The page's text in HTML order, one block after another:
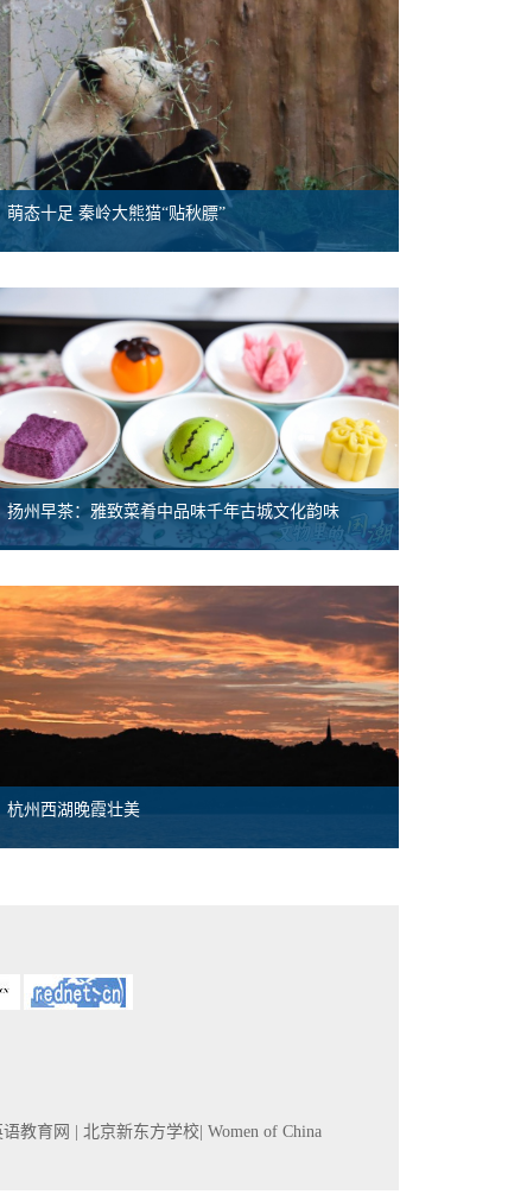
萌态十足 秦岭大熊猫“贴秋膘”
扬州早茶：雅致菜肴中品味千年古城文化韵味
杭州西湖晚霞壮美
语教育网 | 北京新东方学校 | Women of China